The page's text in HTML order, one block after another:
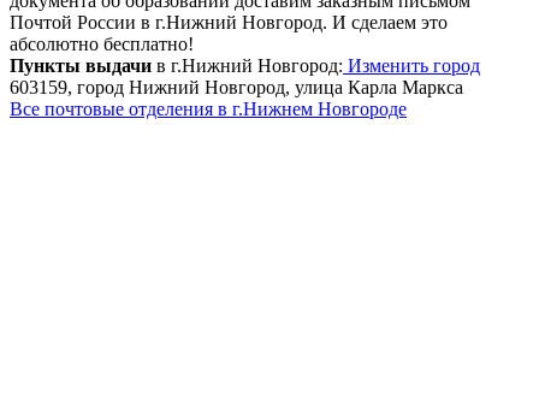
Почтой России в г.Нижний Новгород. И сделаем это
абсолютно бесплатно!
Пункты выдачи в г.Нижний Новгород: Изменить город
603159, город Нижний Новгород, улица Карла Маркса
Все почтовые отделения в г.Нижнем Новгороде